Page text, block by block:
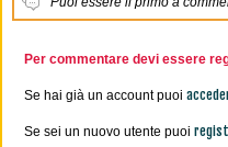
Per commentare devi essere
Se hai già un account puoi
Se sei un nuovo utente puoi